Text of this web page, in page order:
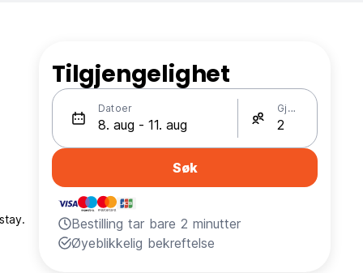
Tilgjengelighet
Datoer Gjester
Søk
Bestilling tar bare 2 minutter
Øyeblikkelig bekreftelse